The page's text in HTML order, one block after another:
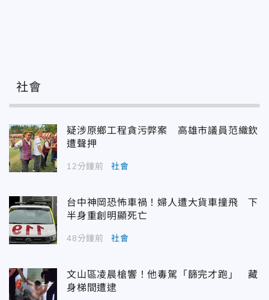
社會
疑涉原鄉工程貪污弊案 高雄市議員范織欽
遭聲押
12分鐘前 社會
台中神岡恐怖車禍！婦人遭大貨車撞飛 下
半身重創明顯死亡
48分鐘前 社會
文山區凌晨槍響！他毒駕「篩完才跑」 藏
身梯間遭逮